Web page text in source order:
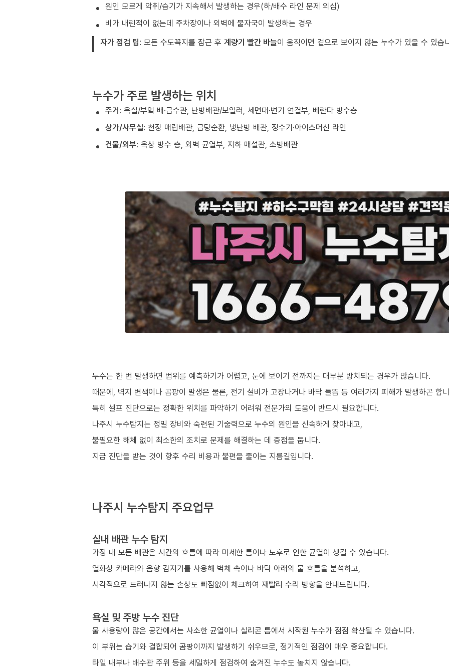
원인 모르게 악취/습기가 지속해서 발생하는 경우(하/배수 라인 문제 의심)
비가 내린적이 없는데 주차장이나 외벽에 물자국이 발생하는 경우
자가 점검 팁: 모든 수도꼭지를 잠근 후 계량기 빨간 바늘이 움직이면 겉으로 보이지 않는 누수가 있을 수 있습
누수가 주로 발생하는 위치
주거: 욕실/부엌 배·급수관, 난방배관/보일러, 세면대·변기 연결부, 베란다 방수층
상가/사무실: 천장 매립배관, 급탕순환, 냉난방 배관, 정수기·아이스머신 라인
건물/외부: 옥상 방수 층, 외벽 균열부, 지하 매설관, 소방배관
누수는 한 번 발생하면 범위를 예측하기가 어렵고, 눈에 보이기 전까지는 대부분 방치되는 경우가 많습니다.
때문에, 벽지 변색이나 곰팡이 발생은 물론, 전기 설비가 고장나거나 바닥 들뜸 등 여러가지 피해가 발생하곤 합
특히 셀프 진단으로는 정확한 위치를 파악하기 어려워 전문가의 도움이 반드시 필요합니다.
나주시 누수탐지는 정밀 장비와 숙련된 기술력으로 누수의 원인을 신속하게 찾아내고,
불필요한 해체 없이 최소한의 조치로 문제를 해결하는 데 중점을 둡니다.
지금 진단을 받는 것이 향후 수리 비용과 불편을 줄이는 지름길입니다.
나주시 누수탐지 주요업무
실내 배관 누수 탐지
가정 내 모든 배관은 시간의 흐름에 따라 미세한 틈이나 노후로 인한 균열이 생길 수 있습니다.
열화상 카메라와 음향 감지기를 사용해 벽체 속이나 바닥 아래의 물 흐름을 분석하고,
시각적으로 드러나지 않는 손상도 빠짐없이 체크하여 재빨리 수리 방향을 안내드립니다.
욕실 및 주방 누수 진단
물 사용량이 많은 공간에서는 사소한 균열이나 실리콘 틈에서 시작된 누수가 점점 확산될 수 있습니다.
이 부위는 습기와 결합되어 곰팡이까지 발생하기 쉬우므로, 정기적인 점검이 매우 중요합니다.
타일 내부나 배수관 주위 등을 세밀하게 점검하여 숨겨진 누수도 놓치지 않습니다.